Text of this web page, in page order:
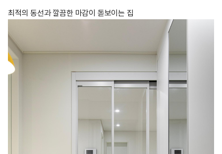
최적의 동선과 깔끔한 마감이 돋보이는 집